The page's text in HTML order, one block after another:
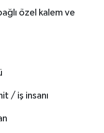
özel kalem ve
/ iş insanı